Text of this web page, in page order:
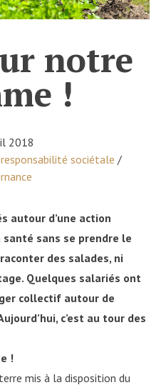
notre
!
2018
responsabilité sociétale /
autour d’une action
sans se prendre le
des salades, ni
Quelques salariés ont
collectif autour de
c’est au tour des
!
mis à la disposition du